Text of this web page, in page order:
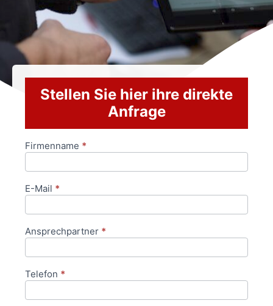
Stellen Sie hier ihre direkte
Anfrage
Anfrageformular
Firmenname *
E-Mail *
Ansprechpartner *
Telefon *